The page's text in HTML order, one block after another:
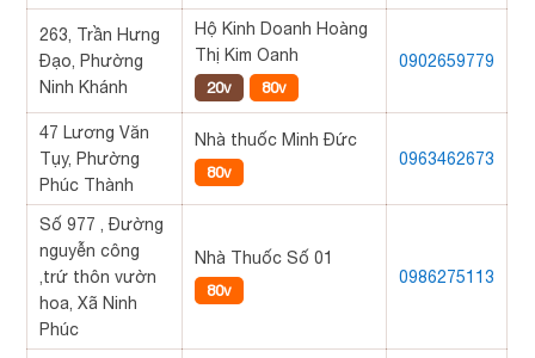
263, Trần Hưng
Đạo, Phường
Ninh Khánh
Hộ Kinh Doanh Hoàng
Thị Kim Oanh
20v 80v
0902659779
47 Lương Văn
Tụy, Phường
Phúc Thành
Nhà thuốc Minh Đức
80v
0963462673
Số 977 , Đường
nguyễn công
,trứ thôn vườn
hoa, Xã Ninh
Phúc
Nhà Thuốc Số 01
80v
0986275113